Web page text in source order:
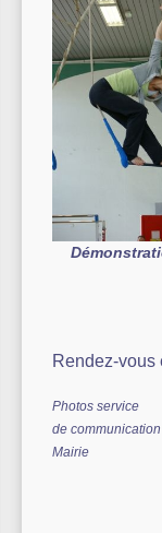
Rendez-vous
Photos service
de
Mairie